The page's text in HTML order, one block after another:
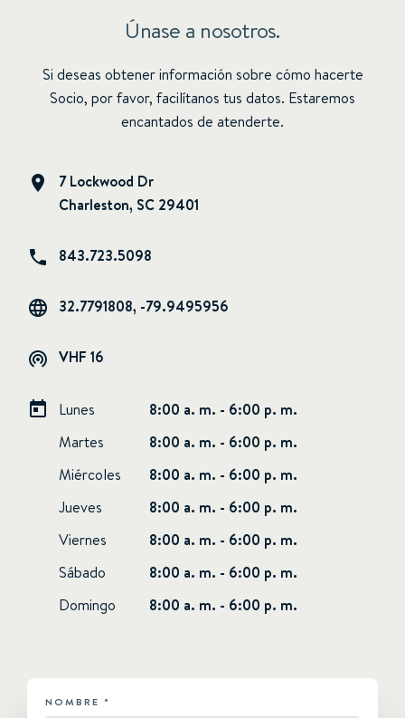
Únase a nosotros.
Si deseas obtener información sobre cómo hacerte
Socio, por favor, facilítanos tus datos. Estaremos
encantados de atenderte.
7 Lockwood Dr
Charleston, SC 29401
843.723.5098
32.7791808, -79.9495956
VHF 16
Lunes
8:00 a. m. - 6:00 p. m.
Martes
8:00 a. m. - 6:00 p. m.
Miércoles
8:00 a. m. - 6:00 p. m.
Jueves
8:00 a. m. - 6:00 p. m.
Viernes
8:00 a. m. - 6:00 p. m.
Sábado
8:00 a. m. - 6:00 p. m.
Domingo
8:00 a. m. - 6:00 p. m.
HUBSPOT
NOMBRE *